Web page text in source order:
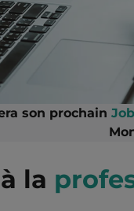
son prochain
la